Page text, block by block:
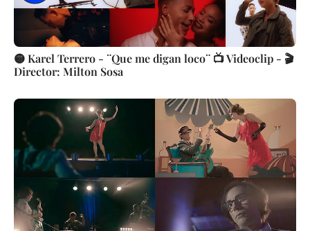
🟡 Karel Terrero - ¨Que me digan loco¨ 📺 Videoclip - 🎬
Director: Milton Sosa